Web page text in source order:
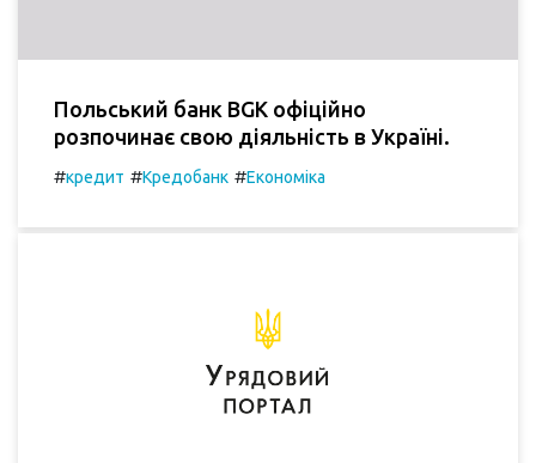
Польський банк BGK офіційно
розпочинає свою діяльність в Україні.
#кредит #Кредобанк #Економіка